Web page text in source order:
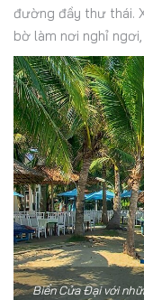
đường đầy thư thái.
bờ làm nơi nghỉ ngơi,
Biển Cửa Đại với